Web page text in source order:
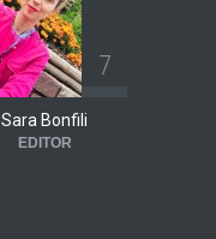
7
Sara Bonfili
EDITOR